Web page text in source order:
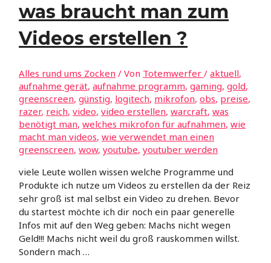
was braucht man zum
Videos erstellen ?
Alles rund ums Zocken / Von Totemwerfer /aktuell,
aufnahme gerät,aufnahme programm,gaming,gold,
greenscreen,günstig, logitech, mikrofon,obs, preise,
razer, reich,video,video erstellen,warcraft,was
benötigt man,welches mikrofon für aufnahmen,wie
macht man videos,wie verwendet man einen
greenscreen,wow,youtube,youtuber werden
viele Leute wollen wissen welche Programme und
Produkte ich nutze um Videos zu erstellen da der Reiz
sehr groß ist mal selbst ein Video zu drehen. Bevor
du startest möchte ich dir noch ein paar generelle
Infos mit auf den Weg geben: Machs nicht wegen
Geld!!! Machs nicht weil du groß rauskommen willst.
Sondern mach …